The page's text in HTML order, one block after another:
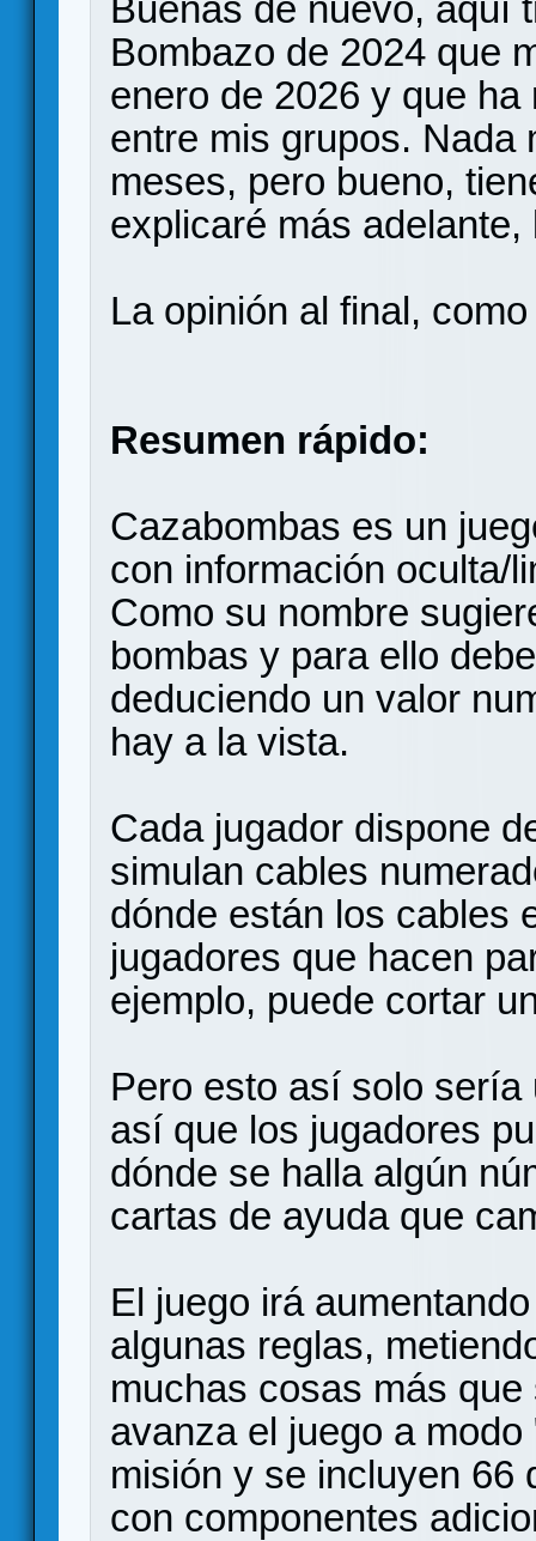
Bombazo de 2024 que
enero de 2026 y que
entre mis grupos. Nada
meses, pero bueno,
explicaré más
La opinión al final,
Resumen rápido:
Cazabombas es un
con información oculta/
Como su nombre
bombas y para ello
deduciendo un valor
hay a la vista.
Cada jugador dispone
simulan cables
dónde están los cables
jugadores que hacen
ejemplo, puede cortar
Pero esto así solo
así que los jugadores
dónde se halla algún
cartas de ayuda que
El juego irá
algunas reglas,
muchas cosas más
avanza el juego a
misión y se incluyen 66
con componentes